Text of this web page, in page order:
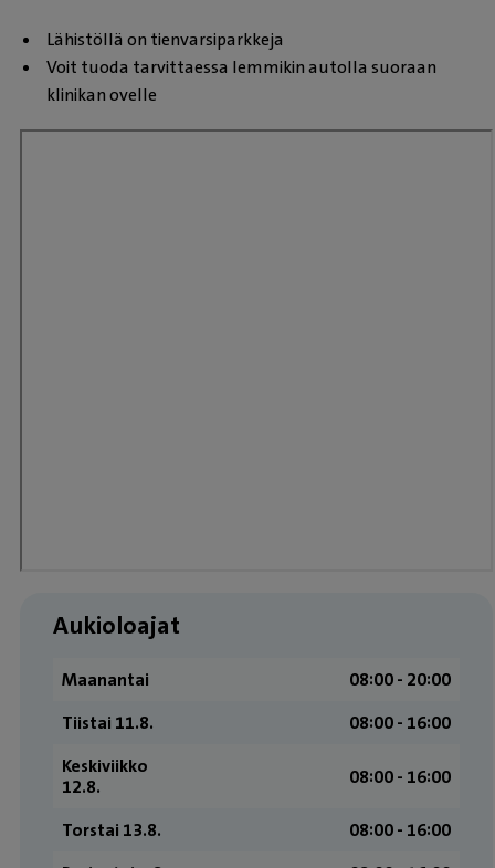
Lähistöllä on tienvarsiparkkeja
Voit tuoda tarvittaessa lemmikin autolla suoraan
klinikan ovelle
Aukioloajat
Maanantai
08:00 ­- 20:00
Tiistai 11.8.
08:00 - 16:00
Keskiviikko
12.8.
08:00 - 16:00
Torstai 13.8.
08:00 - 16:00